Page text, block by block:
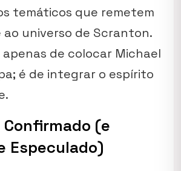
temáticos que remetem
universo de Scranton.
de colocar Michael
é de integrar o espírito
.
(e
Especulado)